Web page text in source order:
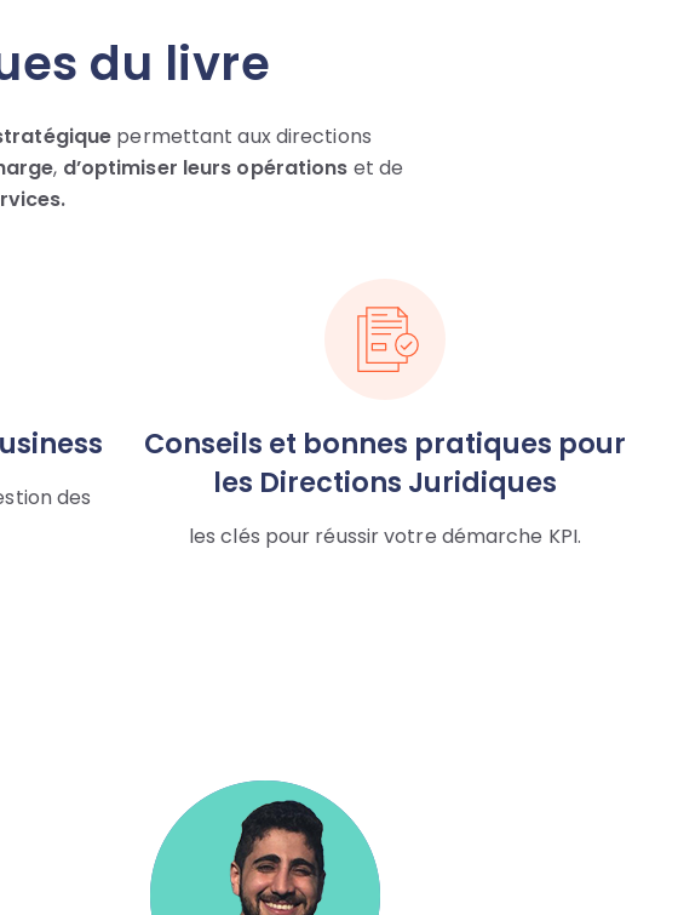
du livre
permettant aux directions
, d’optimiser leurs opérations et de
des
Conseils et bonnes pratiques pour
les Directions Juridiques
les clés pour réussir votre démarche KPI.